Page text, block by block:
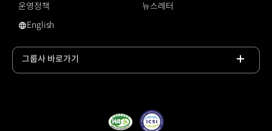
운영정책
뉴스레터
영문 사이트로 이동
English
그룹사 바로가기